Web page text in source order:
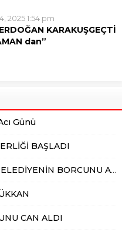
63 yaşındaki Ahmet
hayatını kaybetti. Edinilen
göre (12 Ekim 2025) pazar
2025 1:54 pm
KARAKUŞGEÇTİ
dan”
Günü
BAŞLADI
BORCUNU AÇIKLADI
CAN ALDI